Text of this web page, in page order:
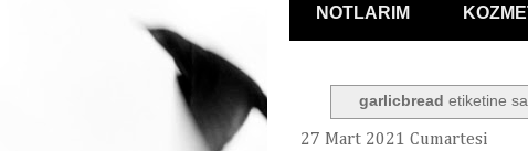
NOTLARIM
garlicbread etiketine
27 Mart 2021 Cumartesi